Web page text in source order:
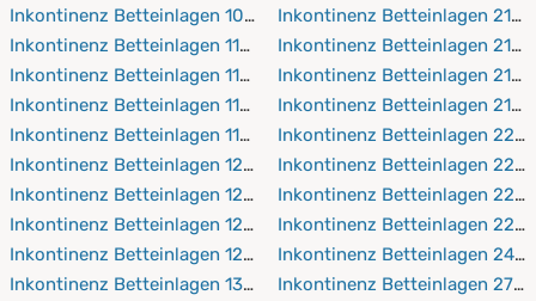
Inkontinenz Betteinlagen 100x220 cm
Inkontinenz Betteinlagen 110x190 cm
Inkontinenz Betteinlagen 110x200 cm
Inkontinenz Betteinlagen 110x210 cm
Inkontinenz Betteinlagen 110x220 cm
Inkontinenz Betteinlagen 120x190 cm
Inkontinenz Betteinlagen 120x200 cm
Inkontinenz Betteinlagen 120x210 cm
Inkontinenz Betteinlagen 120x220 cm
Inkontinenz Betteinlagen 130x190 cm
Inkontinenz Betteinlagen
Inkontinenz Betteinlagen
Inkontinenz Betteinlagen
Inkontinenz Betteinlagen
Inkontinenz Betteinlagen
Inkontinenz Betteinlagen
Inkontinenz Betteinlagen
Inkontinenz Betteinlagen
Inkontinenz Betteinlagen
Inkontinenz Betteinlagen